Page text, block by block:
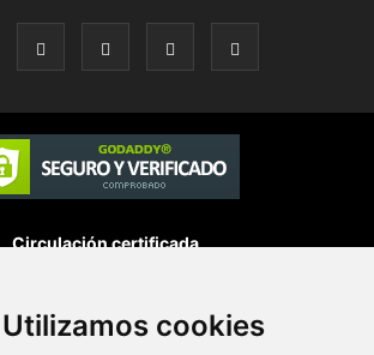
Utilizamos cookies
Circulación certificada
Desarrollado por